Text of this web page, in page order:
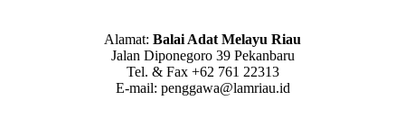
Alamat: Balai Adat Melayu Riau
Jalan Diponegoro 39 Pekanbaru
Tel. & Fax +62 761 22313
E-mail: penggawa@lamriau.id